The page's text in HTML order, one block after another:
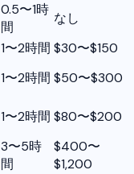
0.5〜1時
間
なし
1〜2時間 $30〜$150
1〜2時間 $50〜$300
1〜2時間 $80〜$200
3〜5時
間
$400〜
$1,200